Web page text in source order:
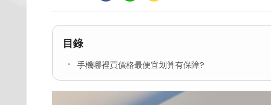
目錄
手機哪裡買價格最便宜划算有保障?